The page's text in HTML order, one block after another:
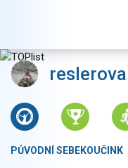
reslerova
PŮVODNÍ SEBEKOUČINK